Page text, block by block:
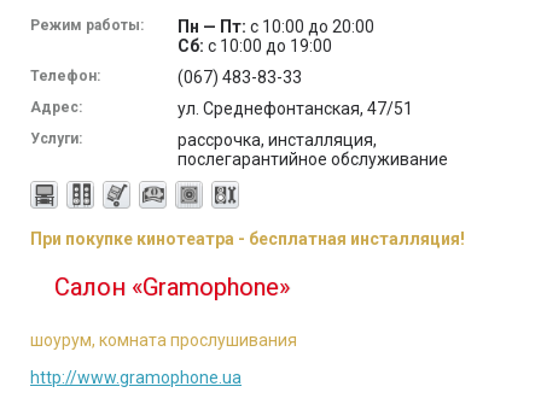
Режим работы: Пн — Пт: с 10:00 до 20:00
Сб: с 10:00 до 19:00
Телефон: (067) 483-83-33
Адрес: ул. Среднефонтанская, 47/51
Услуги:
рассрочка, инсталляция,
послегарантийное обслуживание
При покупке кинотеатра - бесплатная инсталляция!
Салон «Gramophone»
шоурум, комната прослушивания
http://www.gramophone.ua